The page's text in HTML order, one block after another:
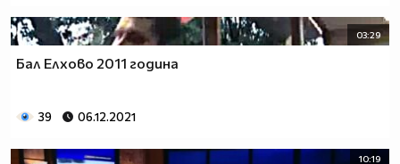
03:29
Бал Елхово 2011 година
39 06.12.2021
10:19